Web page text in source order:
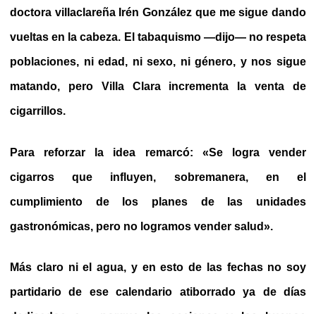
doctora villaclareña Irén González que me sigue dando
vueltas en la cabeza. El tabaquismo —dijo— no respeta
poblaciones, ni edad, ni sexo, ni género, y nos sigue
matando, pero Villa Clara incrementa la venta de
cigarrillos.
Para reforzar la idea remarcó: «Se logra vender
cigarros que influyen, sobremanera, en el
cumplimiento de los planes de las unidades
gastronómicas, pero no logramos vender salud».
Más claro ni el agua, y en esto de las fechas no soy
partidario de ese calendario atiborrado ya de días